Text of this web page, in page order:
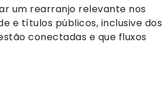
um rearranjo relevante nos
e títulos públicos, inclusive dos
conectadas e que fluxos